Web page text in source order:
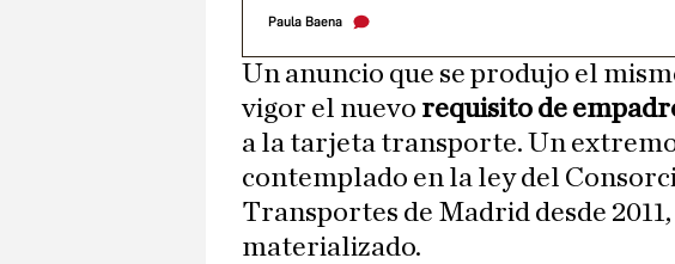
Paula Baena
Un anuncio que se produjo el
vigor el nuevo requisito de
a la tarjeta transporte. Un
contemplado en la ley del
Transportes de Madrid desde
materializado.